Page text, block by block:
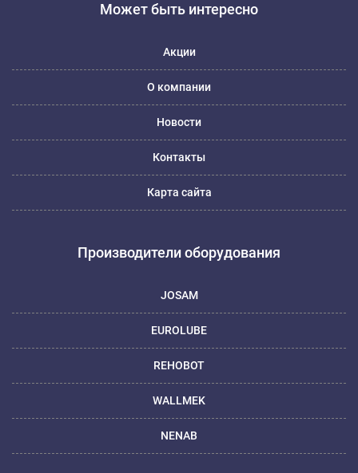
Может быть интересно
Акции
О компании
Новости
Контакты
Карта сайта
Производители оборудования
JOSAM
EUROLUBE
REHOBOT
WALLMEK
NENAB